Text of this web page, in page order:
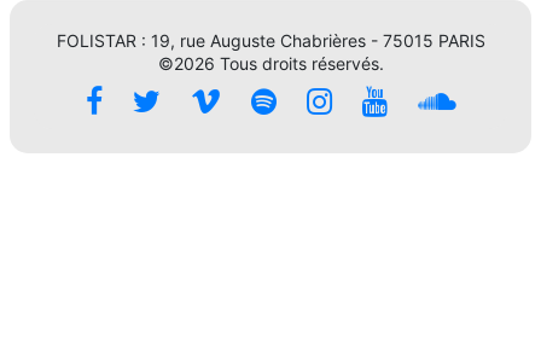
FOLISTAR : 19, rue Auguste Chabrières - 75015 PARIS
©2026 Tous droits réservés.